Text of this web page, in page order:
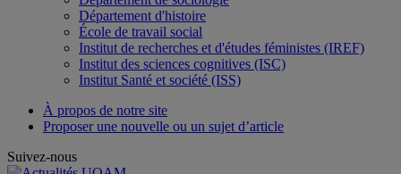
Département d'histoire
École de travail social
Institut de recherches et d'études féministes (IREF)
Institut des sciences cognitives (ISC)
Institut Santé et société (ISS)
À propos de notre site
Proposer une nouvelle ou un sujet d’article
Suivez-nous